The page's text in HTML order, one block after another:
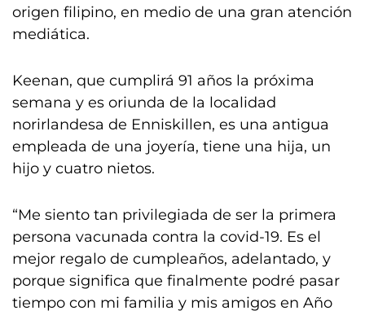
origen filipino, en medio de una gran atención
mediática.
Keenan, que cumplirá 91 años la próxima
semana y es oriunda de la localidad
norirlandesa de Enniskillen, es una antigua
empleada de una joyería, tiene una hija, un
hijo y cuatro nietos.
“Me siento tan privilegiada de ser la primera
persona vacunada contra la covid-19. Es el
mejor regalo de cumpleaños, adelantado, y
porque significa que finalmente podré pasar
tiempo con mi familia y mis amigos en Año